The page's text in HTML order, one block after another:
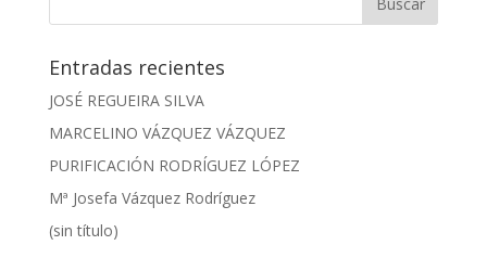
Entradas recientes
JOSÉ REGUEIRA SILVA
MARCELINO VÁZQUEZ VÁZQUEZ
PURIFICACIÓN RODRÍGUEZ LÓPEZ
Mª Josefa Vázquez Rodríguez
(sin título)